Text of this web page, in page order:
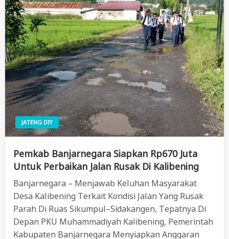
JATENG DIY
Pemkab Banjarnegara Siapkan Rp670 Juta
Untuk Perbaikan Jalan Rusak Di Kalibening
Banjarnegara – Menjawab Keluhan Masyarakat
Desa Kalibening Terkait Kondisi Jalan Yang Rusak
Parah Di Ruas Sikumpul–Sidakangen, Tepatnya Di
Depan PKU Muhammadiyah Kalibening, Pemerintah
Kabupaten Banjarnegara Menyiapkan Anggaran